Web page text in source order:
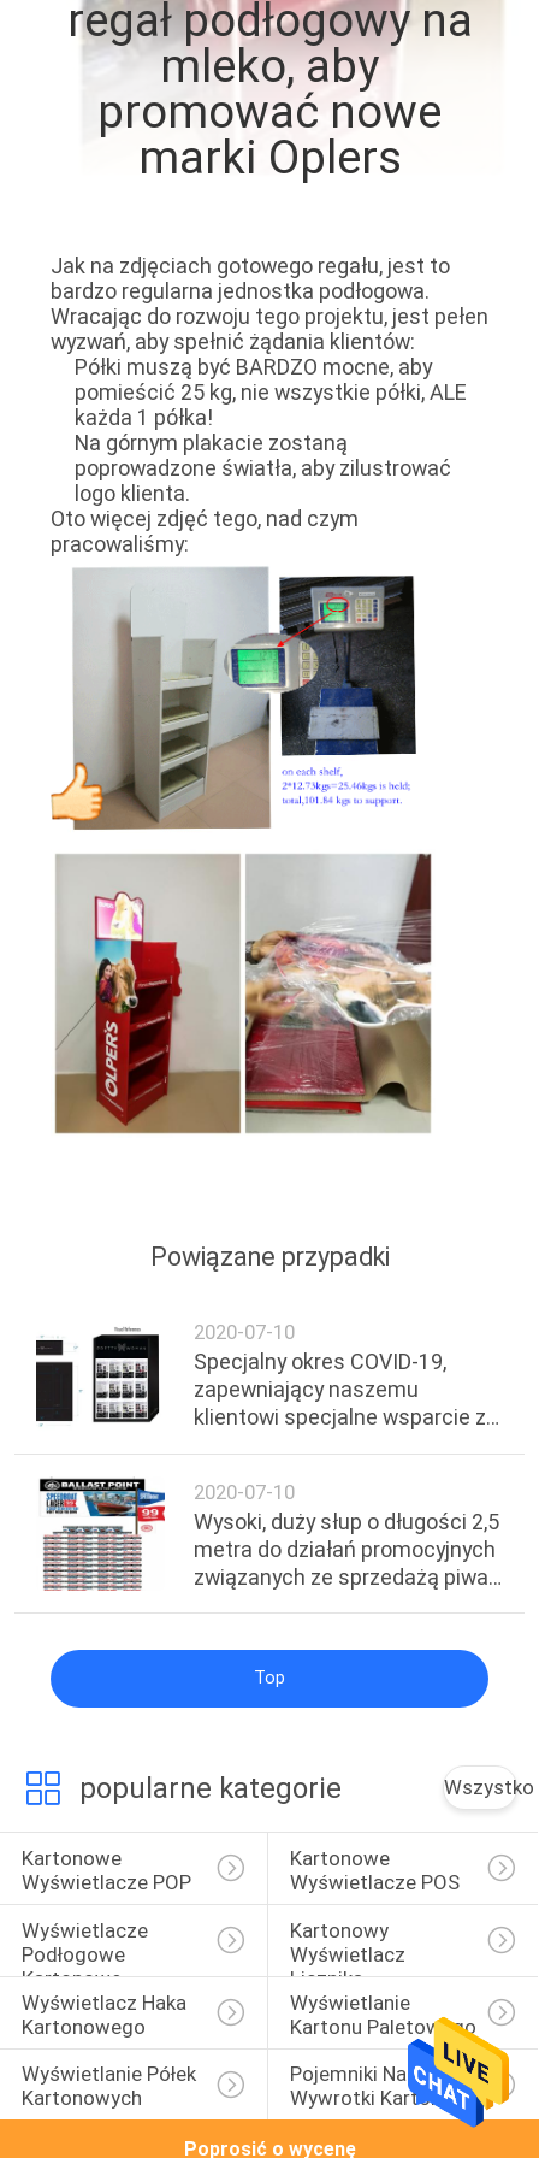
FABRYCE
KONTROLA
SKONTAKTUJ
NAMI
POPROSIĆ
WYCENĘ
SITEMAP
PRIVACY
regał podłogowy na
mleko, aby
promować nowe
marki Oplers
Jak na zdjęciach gotowego regału, jest to
bardzo regularna jednostka podłogowa.
Wracając do rozwoju tego projektu, jest pełen
wyzwań, aby spełnić żądania klientów:
Półki muszą być BARDZO mocne, aby
pomieścić 25 kg, nie wszystkie półki, ALE
każda 1 półka!
Na górnym plakacie zostaną
poprowadzone światła, aby zilustrować
logo klienta.
Oto więcej zdjęć tego, nad czym
pracowaliśmy:
Powiązane przypadki
2020-07-10
Specjalny okres COVID-19,
zapewniający naszemu
klientowi specjalne wsparcie za
2020-07-10
Wysoki, duży słup o długości 2,5
metra do działań promocyjnych
związanych ze sprzedażą piwa
Top
popularne kategorie Wszystko
Kartonowe
Wyświetlacze POP
Kartonowe
Wyświetlacze POS
Wyświetlacze
Podłogowe
Kartonowe
Kartonowy
Wyświetlacz
Licznika
Wyświetlacz Haka
Kartonowego
Wyświetlanie
Kartonu Paletowego
Wyświetlanie Półek
Kartonowych
Pojemniki Na
Wywrotki Kartonowe
Poprosić o wycenę